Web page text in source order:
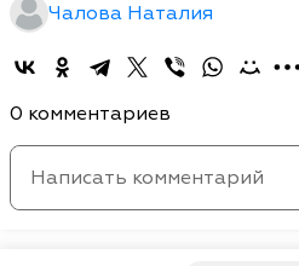
Чалова Наталия
0 комментариев